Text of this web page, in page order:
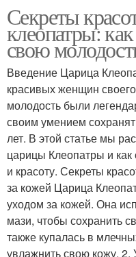
Секреты
клеопатры:
свою
Введение Царица
красивых женщин
молодость были
своим умением
лет. В этой статье мы
царицы Клеопатры и
и красоту. Секреты
за кожей Царица
уходом за кожей. Она
мази, чтобы сохранить
также купалась в
увлажнить свою кожу.